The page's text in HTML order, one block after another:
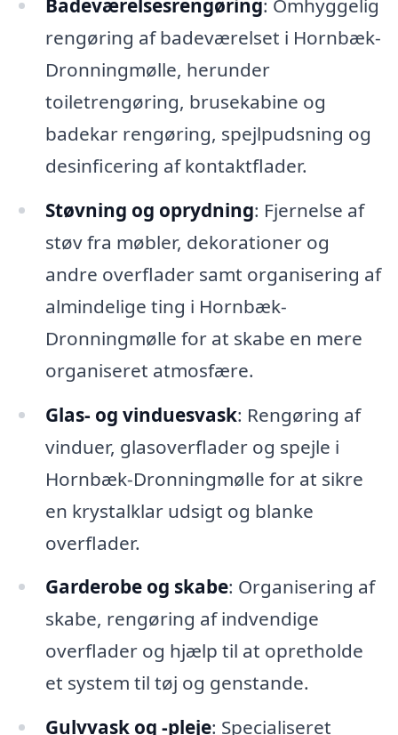
Badeværelsesrengøring: Omhyggelig
rengøring af badeværelset i Hornbæk-
Dronningmølle, herunder
toiletrengøring, brusekabine og
badekar rengøring, spejlpudsning og
desinficering af kontaktflader.
Støvning og oprydning: Fjernelse af
støv fra møbler, dekorationer og
andre overflader samt organisering af
almindelige ting i Hornbæk-
Dronningmølle for at skabe en mere
organiseret atmosfære.
Glas- og vinduesvask: Rengøring af
vinduer, glasoverflader og spejle i
Hornbæk-Dronningmølle for at sikre
en krystalklar udsigt og blanke
overflader.
Garderobe og skabe: Organisering af
skabe, rengøring af indvendige
overflader og hjælp til at opretholde
et system til tøj og genstande.
Gulvvask og -pleje: Specialiseret